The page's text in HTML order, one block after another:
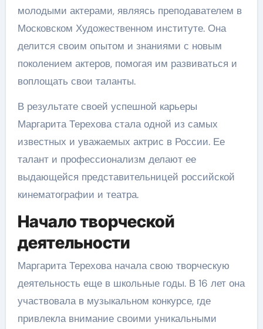
молодыми актерами, являясь преподавателем в
Московском Художественном институте. Она
делится своим опытом и знаниями с новым
поколением актеров, помогая им развиваться и
воплощать свои таланты.
В результате своей успешной карьеры
Маргарита Терехова стала одной из самых
известных и уважаемых актрис в России. Ее
талант и профессионализм делают ее
выдающейся представительницей российской
кинематографии и театра.
Начало творческой
деятельности
Маргарита Терехова начала свою творческую
деятельность еще в школьные годы. В 16 лет она
участвовала в музыкальном конкурсе, где
привлекла внимание своими уникальными